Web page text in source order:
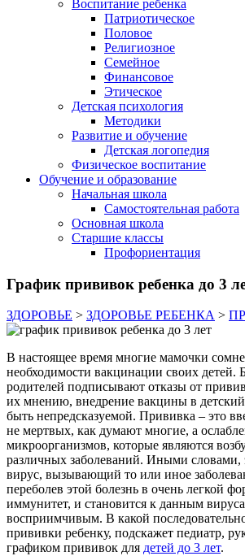
Воспитание ребенка
Патриотическое
Половое
Религиозное
Семейное
Финансовое
Этическое
Детская психология
Методики
Развитие и обучение
Детская логопедия
Физическое воспитание
Обучение и образование
Начальная школа
Самостоятельная работа
Основная школа
Старшие классы
Профориентация
График прививок ребенка до 3
ЗДОРОВЬЕ > ЗДОРОВЬЕ РЕБЕНКА >
В настоящее время многие мамочки
необходимости вакцинации своих детей.
родителей подписывают отказы от
их мнению, внедрение вакцины в
быть непредсказуемой. Прививка – это
не мертвых, как думают многие, а
микроорганизмов, которые являются
различных заболеваний. Иными словами,
вирус, вызывающий то или иное
переболев этой болезнь в очень легкой
иммунитет, и становится к данным
восприимчивым. В какой
прививки ребенку, подскажет педиатр,
графиком прививок для детей до 3 лет.